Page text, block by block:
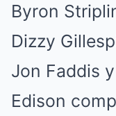
Byron
Dizzy
Jon Faddis
Edison